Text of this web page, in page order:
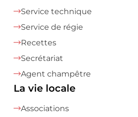
Service technique
Service de régie
Recettes
Secrétariat
Agent champêtre
La vie locale
Associations